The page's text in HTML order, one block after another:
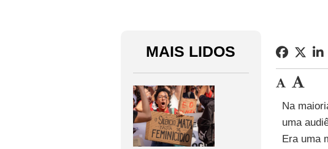
MAIS LIDOS
Na
uma
Era uma